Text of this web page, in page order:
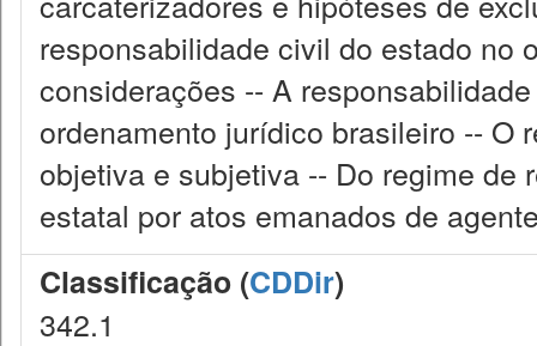
responsabilidade civil do estado no
considerações -- A
ordenamento jurídico brasileiro -- O
objetiva e subjetiva -- Do regime
estatal por atos emanados de
Classificação (CDDir)
342.1